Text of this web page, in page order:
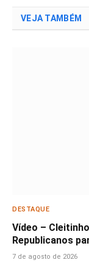
VEJA TAMBÉM
DESTAQUE
Vídeo –
Republicanos
7 de agosto de 2026